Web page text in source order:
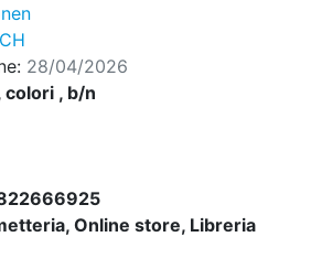
28/04/2026
colori , b/n
Online store, Libreria